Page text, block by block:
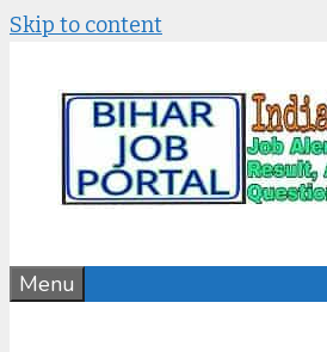
Skip to content
Menu